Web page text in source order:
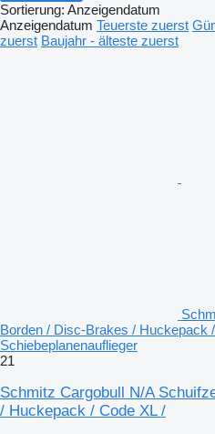
Sortierung: Anzeigendatum
Anzeigendatum Teuerste zuerst
zuerst Baujahr - älteste zuerst
Borden / Disc-Brakes / Huckepack
Schiebeplanenauflieger
21
Schmitz Cargobull N/A
/ Huckepack / Code XL /